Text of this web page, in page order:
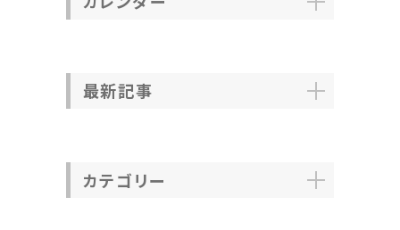
最新記事
カテゴリー